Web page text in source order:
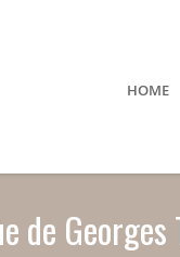
HOME
de